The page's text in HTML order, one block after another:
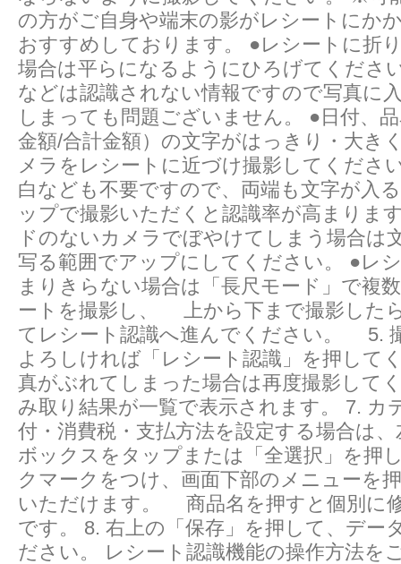
の方がご自身や端末の影がレシートにか
おすすめしております。 ●レシートに折
場合は平らになるようにひろげてくださ
などは認識されない情報ですので写真に
しまっても問題ございません。 ●日付、
金額/合計金額）の文字がはっきり・大き
メラをレシートに近づけ撮影してくださ
白なども不要ですので、両端も文字が入
ップで撮影いただくと認識率が高まりま
ドのないカメラでぼやけてしまう場合は
写る範囲でアップにしてください。 ●レ
まりきらない場合は「長尺モード」で複
ートを撮影し、 上から下まで撮影した
てレシート認識へ進んでください。 5.
よろしければ「レシート認識」を押し
真がぶれてしまった場合は再度撮影して
み取り結果が一覧で表示されます。 7. カ
付・消費税・支払方法を設定する場合は
ボックスをタップまたは「全選択」を
クマークをつけ、画面下部のメニューを
いただけます。 商品名を押すと個別に
です。 8. 右上の「保存」を押して、デー
ださい。 レシート認識機能の操作方法を